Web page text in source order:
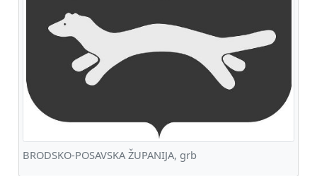
BRODSKO-POSAVSKA ŽUPANIJA, grb